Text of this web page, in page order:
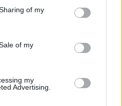
of my
of my
my
Advertising.
στον Σταθμό
επέκταση της Γραμμής 4
νέους Σταθμούς και
τους. Οι Σταθμοί,